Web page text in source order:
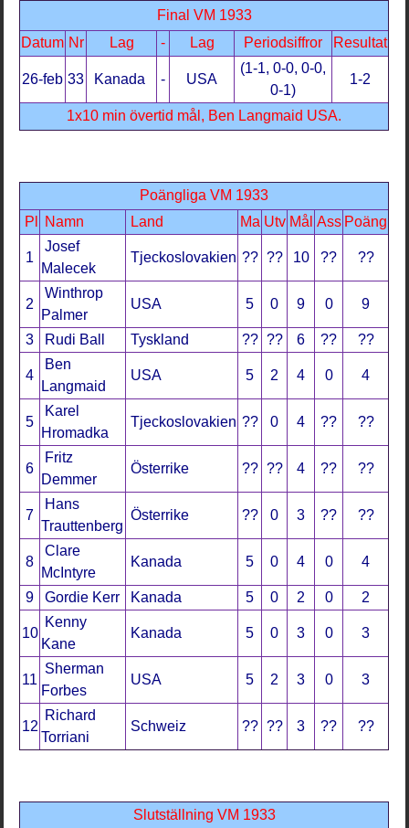
Final VM 1933
Datum Nr Lag - Lag Periodsiffror Resultat
26-feb 33 Kanada - USA
(1-1, 0-0, 0-0,
0-1)
1-2
1x10 min övertid mål, Ben Langmaid USA.
Poängliga VM 1933
Pl
Namn Land Ma Utv Mål Ass Poäng
1
Josef
Malecek
Tjeckoslovakien ?? ?? 10 ?? ??
2
Winthrop
Palmer
USA 5 0 9 0 9
3 Rudi Ball Tyskland ?? ?? 6 ?? ??
4
Ben
Langmaid
USA 5 2 4 0 4
5
Karel
Hromadka
Tjeckoslovakien ?? 0 4 ?? ??
6
Fritz
Demmer
Österrike ?? ?? 4 ?? ??
7
Hans
Trauttenberg
Österrike ?? 0 3 ?? ??
8
Clare
McIntyre
Kanada 5 0 4 0 4
9 Gordie Kerr Kanada 5 0 2 0 2
10
Kenny
Kane
Kanada 5 0 3 0 3
11
Sherman
Forbes
USA 5 2 3 0 3
12
Richard
Torriani
Schweiz ?? ?? 3 ?? ??
Slutställning VM 1933